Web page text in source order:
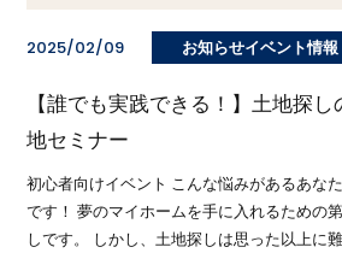
2025/02/09 お知らせイベント情報
【誰でも実践できる！】土地探
地セミナー
初心者向けイベント こんな悩みがあるあな
です！ 夢のマイホームを手に入れるための
しです。 しかし、土地探しは思った以上に